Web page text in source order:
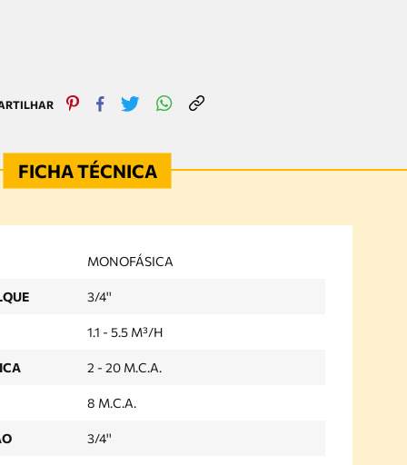
MONOFÁSICA
3/4''
1.1 - 5.5 M³/H
2 - 20 M.C.A.
8 M.C.A.
3/4''